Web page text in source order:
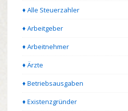
♦ Alle Steuerzahler
♦ Arbeitgeber
♦ Arbeitnehmer
♦ Ärzte
♦ Betriebsausgaben
♦ Existenzgründer